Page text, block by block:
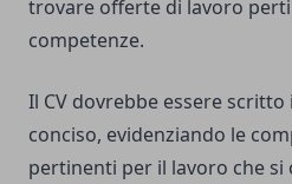
trovare offerte di lavoro
competenze.
Il CV dovrebbe essere
conciso, evidenziando le
pertinenti per il lavoro che si